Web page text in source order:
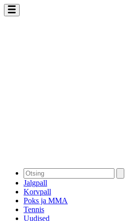
Jalgpall
Korvpall
Poks ja MMA
Tennis
Uudised